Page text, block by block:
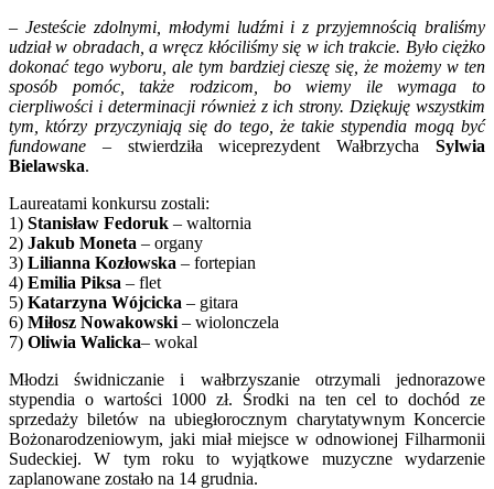
– Jesteście zdolnymi, młodymi ludźmi i z przyjemnością braliśmy
udział w obradach, a wręcz kłóciliśmy się w ich trakcie. Było ciężko
dokonać tego wyboru, ale tym bardziej cieszę się, że możemy w ten
sposób pomóc, także rodzicom, bo wiemy ile wymaga to
cierpliwości i determinacji również z ich strony. Dziękuję wszystkim
tym, którzy przyczyniają się do tego, że takie stypendia mogą być
fundowane – stwierdziła wiceprezydent Wałbrzycha Sylwia
Bielawska.
Laureatami konkursu zostali:
1) Stanisław Fedoruk – waltornia
2) Jakub Moneta – organy
3) Lilianna Kozłowska – fortepian
4) Emilia Piksa – flet
5) Katarzyna Wójcicka – gitara
6) Miłosz Nowakowski – wiolonczela
7) Oliwia Walicka– wokal
Młodzi świdniczanie i wałbrzyszanie otrzymali jednorazowe
stypendia o wartości 1000 zł. Środki na ten cel to dochód ze
sprzedaży biletów na ubiegłorocznym charytatywnym Koncercie
Bożonarodzeniowym, jaki miał miejsce w odnowionej Filharmonii
Sudeckiej. W tym roku to wyjątkowe muzyczne wydarzenie
zaplanowane zostało na 14 grudnia.